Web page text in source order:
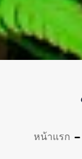
หน้าแรก